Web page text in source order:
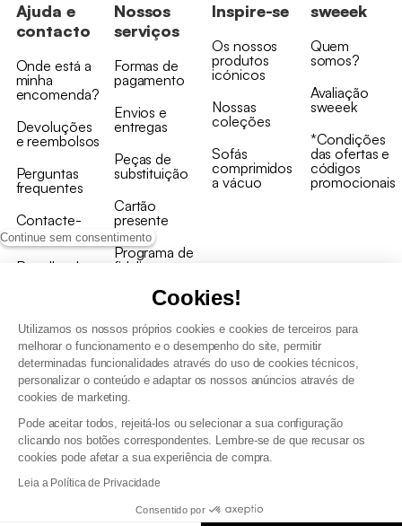
Continue sem consentimento
Cookies!
Utilizamos os nossos próprios cookies e cookies de terceiros para
melhorar o funcionamento e o desempenho do site, permitir
determinadas funcionalidades através do uso de cookies técnicos,
personalizar o conteúdo e adaptar os nossos anúncios através de
cookies de marketing.
Pode aceitar todos, rejeitá-los ou selecionar a sua configuração
clicando nos botões correspondentes. Lembre-se de que recusar os
cookies pode afetar a sua experiência de compra.
Leia a Política de Privacidade
Consentido por
Ajuda e
contacto
Onde está a
minha
encomenda?
Devoluções
e reembolsos
Perguntas
frequentes
Contacte-
nos
Recolha de
Nossos
serviços
Formas de
pagamento
Envios e
entregas
Peças de
substituição
Cartão
presente
Programa de
fidelizaçao
Inspire-se
Os nossos
produtos
icónicos
Nossas
coleções
Sofás
comprimidos
a vácuo
sweeek
Quem
somos?
Avaliação
sweeek
*Condições
das ofertas e
códigos
promocionais
Termos e Condições Gerais de Venda e Aviso Legal
Gestão de dados pessoais e política de cookies
Termos e condições gerais de venda pro
Declaração de Acessibilidade